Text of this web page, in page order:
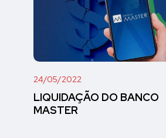
24/05/2022
LIQUIDAÇÃO DO BANCO
MASTER